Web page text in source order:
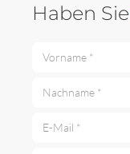
Haben Sie